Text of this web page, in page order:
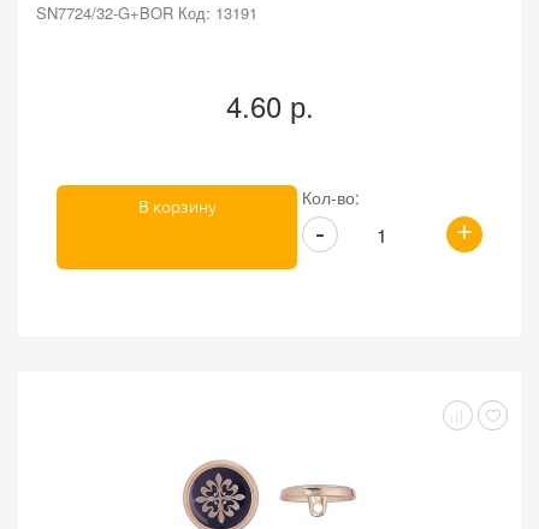
SN7724/32-G+BOR Код: 13191
4.60 р.
Кол-во:
+
-
В корзину